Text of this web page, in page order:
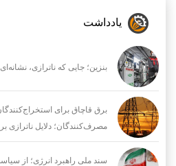
یادداشت
بنزین؛ جایی که ناترازی،
برق قاچاق برای
مصرف‌کنندگان؛ دلایل ناترازی برق
سند ملی راهبرد انرژی؛ از